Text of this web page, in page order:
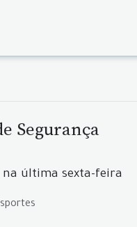
Segurança
última sexta-feira